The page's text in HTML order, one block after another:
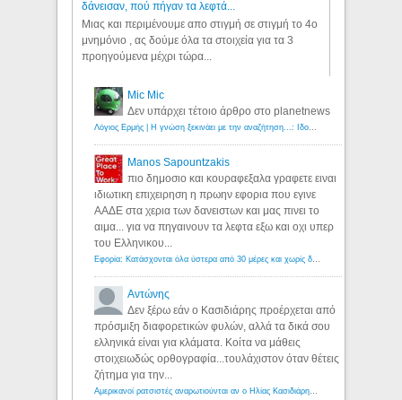
δάνεισαν, πού πήγαν τα λεφτά...
Μιας και περιμένουμε απο στιγμή σε στιγμή το 4ο
μνημόνιο , ας δούμε όλα τα στοιχεία για τα 3
προηγούμενα μέχρι τώρα...
Mic Mic
Δεν υπάρχει τέτοιο άρθρο στο planetnews
Λόγιος Ερμής | Η γνώση ξεκινάει με την αναζήτηση...: Ιδού οι 18 που χρωστούν 11 δις ευρώ!
Manos Sapountzakis
πιο δημοσιο και κουραφεξαλα γραφετε ειναι
ιδιωτικη επιχειρηση η πρωην εφορια που εγινε
ΑΑΔΕ στα χερια των δανειστων και μας πινει το
αιμα... για να πηγαινουν τα λεφτα εξω και οχι υπερ
του Ελληνικου...
Εφορία: Κατάσχονται όλα ύστερα από 30 μέρες και χωρίς δικαστικές αποφάσεις - Λόγιος Ερμής
Αντώνης
Δεν ξέρω εάν ο Κασιδιάρης προέρχεται από
πρόσμιξη διαφορετικών φυλών, αλλά τα δικά σου
ελληνικά είναι για κλάματα. Κοίτα να μάθεις
στοιχειωδώς ορθογραφία...τουλάχιστον όταν θέτεις
ζήτημα για την...
Αμερικανοί ρατσιστές αναρωτιούνται αν ο Ηλίας Κασιδιάρης ανήκει στη λευκή φυλή... - Λόγιος Ερμής